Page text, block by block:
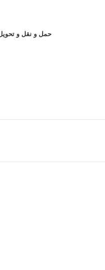
حمل و نقل و